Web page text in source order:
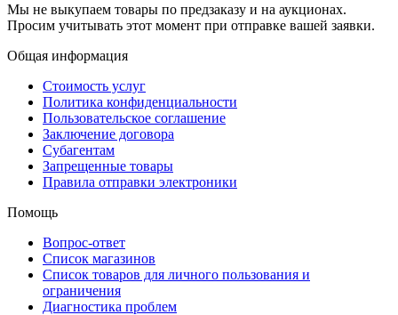
Мы не выкупаем товары по предзаказу и на аукционах.
Просим учитывать этот момент при отправке вашей заявки.
Общая информация
Стоимость услуг
Политика конфиденциальности
Пользовательское соглашение
Заключение договора
Субагентам
Запрещенные товары
Правила отправки электроники
Помощь
Вопрос-ответ
Список магазинов
Список товаров для личного пользования и
ограничения
Диагностика проблем